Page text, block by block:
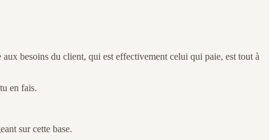
besoins du client, qui est effectivement celui qui paie, est tout à
en fais.
sur cette base.